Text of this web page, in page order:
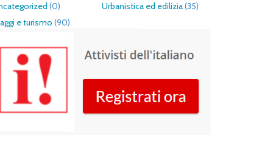
(0) Urbanistica ed edilizia(35)
e turismo (90)